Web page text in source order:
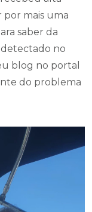
por mais uma
saber da
no
blog no portal
do problema